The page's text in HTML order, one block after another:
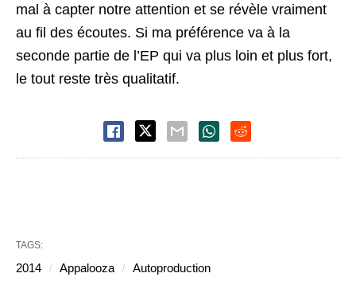
mal à capter notre attention et se révèle vraiment
au fil des écoutes. Si ma préférence va à la
seconde partie de l’EP qui va plus loin et plus fort,
le tout reste très qualitatif.
TAGS:
2014 Appalooza Autoproduction